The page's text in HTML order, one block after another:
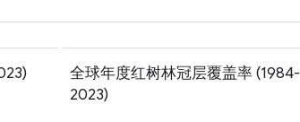
全球年度红树林冠层覆盖率 (1984-
2023)